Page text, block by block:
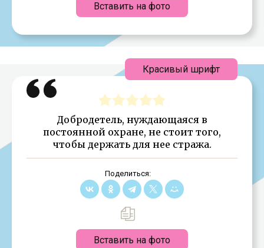
Вставить на фото
Добродетель, нуждающаяся в
постоянной охране, не стоит того,
чтобы держать для нее стража.
Поделиться:
Вставить на фото
Красивый шрифт